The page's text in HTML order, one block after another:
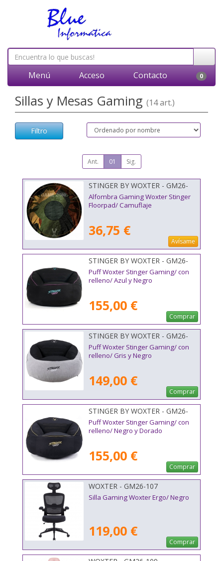
Menú Acceso Contacto 0
Sillas y Mesas Gaming (14 art.)
Filtro
Ant. 01 Sig.
STINGER BY WOXTER - GM26-
067
Alfombra Gaming Woxter Stinger
Floorpad/ Camuflaje
36,75 €
Avísame
STINGER BY WOXTER - GM26-
114
Puff Woxter Stinger Gaming/ con
relleno/ Azul y Negro
155,00 €
Comprar
STINGER BY WOXTER - GM26-
116
Puff Woxter Stinger Gaming/ con
relleno/ Gris y Negro
149,00 €
Comprar
STINGER BY WOXTER - GM26-
115
Puff Woxter Stinger Gaming/ con
relleno/ Negro y Dorado
155,00 €
Comprar
WOXTER - GM26-107
Silla Gaming Woxter Ergo/ Negro
119,00 €
Comprar